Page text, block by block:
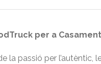
per a
la passió per l’autèntic,